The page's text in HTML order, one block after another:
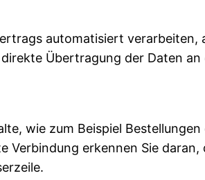
automatisiert verarbeiten,
Übertragung der Daten an
wie zum Beispiel
Verbindung erkennen Sie daran,